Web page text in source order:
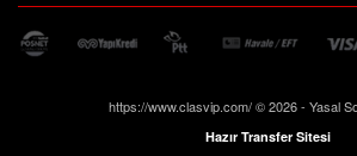
https://www.clasvip.com/ © 2026 - Yasal
Hazır Transfer Sitesi